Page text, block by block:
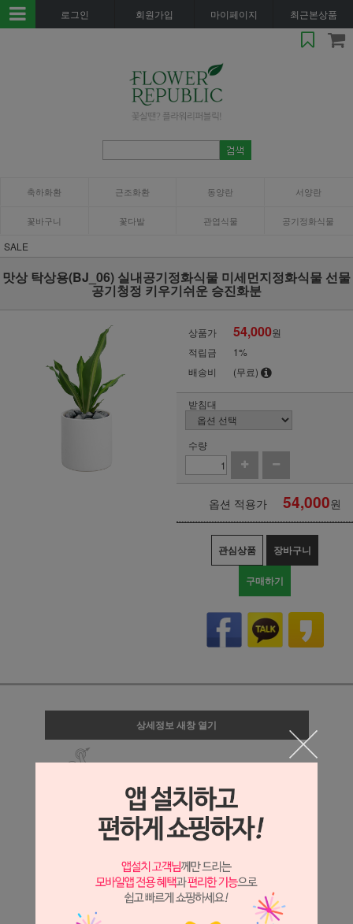
로그인 회원가입 마이페이지 최근본상품
축하화환 근조화환 동양란 서양란
꽃바구니 꽃다발 관엽식물 공기정화식물
SALE
맛상 탁상용(BJ_06) 실내공기정화식물 미세먼지정화식물 선물
공기청정 키우기쉬운 승진화분
상품가 54,000원
적립금
1%
배송비
(무료)
받침대
수량
옵션 적용가 54,000원
관심상품 장바구니
구매하기
상세정보 새창 열기